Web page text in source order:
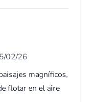
02/26
magníficos,
flotar en el aire